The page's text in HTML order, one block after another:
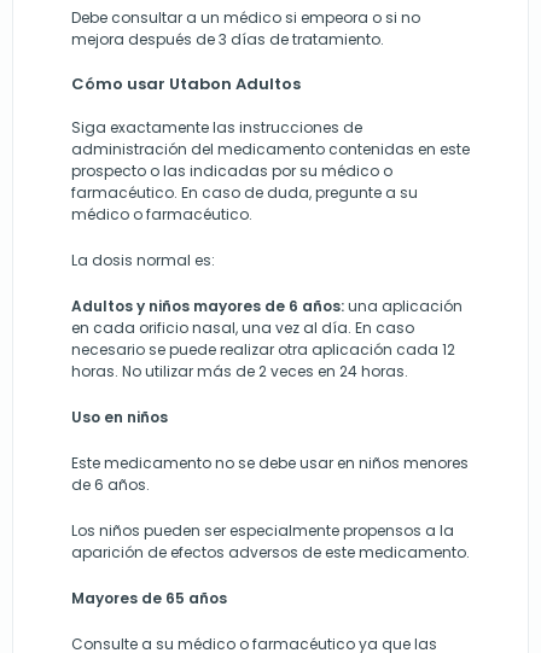
Debe consultar a un médico si empeora o si no
mejora después de 3 días de tratamiento.
Cómo usar Utabon Adultos
Siga exactamente las instrucciones de
administración del medicamento contenidas en este
prospecto o las indicadas por su médico o
farmacéutico. En caso de duda, pregunte a su
médico o farmacéutico.
La dosis normal es:
Adultos y niños mayores de 6 años:una aplicación
en cada orificio nasal, una vez al día. En caso
necesario se puede realizar otra aplicación cada 12
horas. No utilizar más de 2 veces en 24 horas.
Uso en niños
Este medicamento no se debe usar en niños menores
de 6 años.
Los niños pueden ser especialmente propensos a la
aparición de efectos adversos de este medicamento.
Mayores de 65 años
Consulte a su médico o farmacéutico ya que las